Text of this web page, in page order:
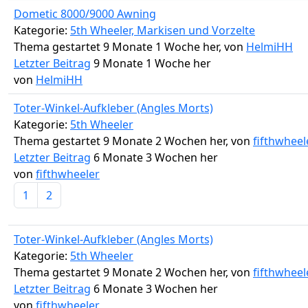
Dometic 8000/9000 Awning
Kategorie: 5th Wheeler, Markisen und Vorzelte
Thema gestartet 9 Monate 1 Woche her, von HelmiHH
Letzter Beitrag 9 Monate 1 Woche her
von HelmiHH
Toter-Winkel-Aufkleber (Angles Morts)
Kategorie: 5th Wheeler
Thema gestartet 9 Monate 2 Wochen her, von
Letzter Beitrag 6 Monate 3 Wochen her
von fifthwheeler
1
2
Toter-Winkel-Aufkleber (Angles Morts)
Kategorie: 5th Wheeler
Thema gestartet 9 Monate 2 Wochen her, von
Letzter Beitrag 6 Monate 3 Wochen her